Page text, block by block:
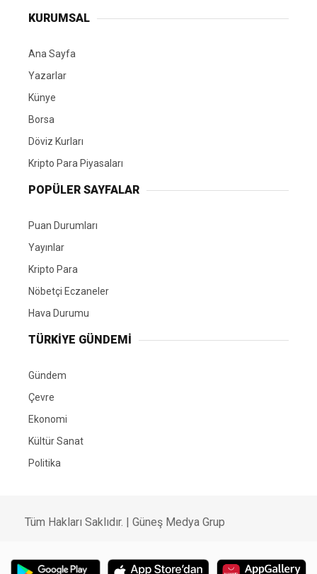
KURUMSAL
Ana Sayfa
Yazarlar
Künye
Borsa
Döviz Kurları
Kripto Para Piyasaları
POPÜLER SAYFALAR
Puan Durumları
Yayınlar
Kripto Para
Nöbetçi Eczaneler
Hava Durumu
TÜRKIYE GÜNDEMI
Gündem
Çevre
Ekonomi
Kültür Sanat
Politika
Tüm Hakları Saklıdır. | Güneş Medya Grup